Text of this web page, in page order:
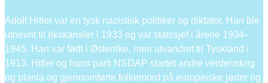
Adolf Hitler var en tysk nazistisk politiker og diktator. Han ble
utnevnt til rikskansler i 1933 og var statssjef i årene 1934–
1945. Han var født i Østerrike, men utvandret til Tyskland i
1913. Hitler og hans parti NSDAP startet andre verdenskrig
og planla og gjennomførte folkemord på europeiske jøder og